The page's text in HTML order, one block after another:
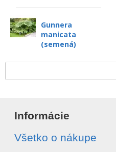
Gunnera
manicata
(semená)
Informácie
Všetko o nákupe